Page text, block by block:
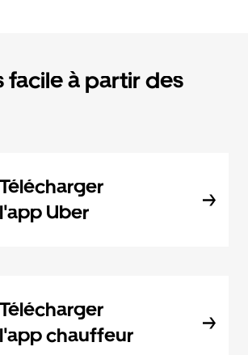
facile à partir des
Télécharger
l'app Uber
Télécharger
l'app chauffeur